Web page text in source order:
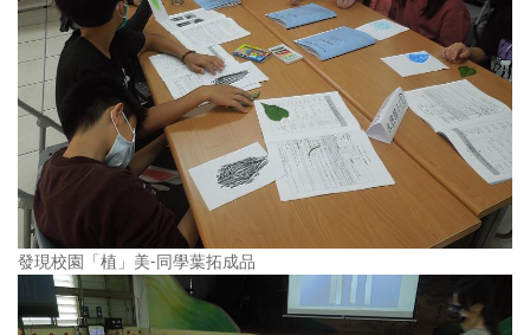
發現校園「植」美-同學葉拓成品